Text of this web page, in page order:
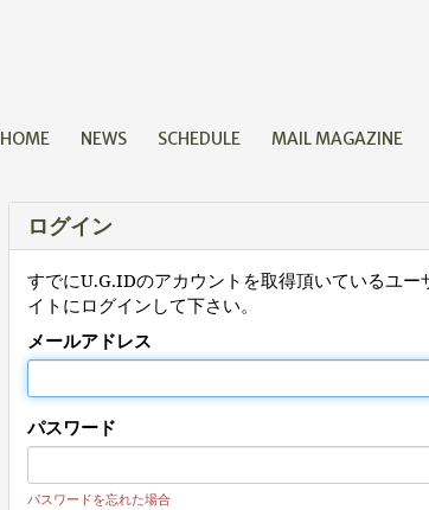
HOME NEWS SCHEDULE MAIL MAGAZINE
ログイン
すでにU.G.IDのアカウントを取得頂いているユ
イトにログインして下さい。
メールアドレス
パスワード
パスワードを忘れた場合